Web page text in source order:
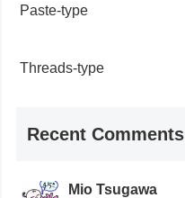
Paste-type
Threads-type
Recent Comments
Mio Tsugawa